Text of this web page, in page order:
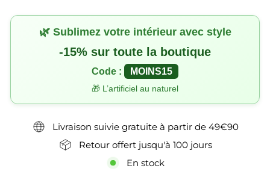
🌿 Sublimez votre intérieur avec style
-15% sur toute la boutique
Code : MOINS15
🎁 L’artificiel au naturel
Livraison suivie gratuite à partir de 49€90
Retour offert jusqu'à 100 jours
En stock